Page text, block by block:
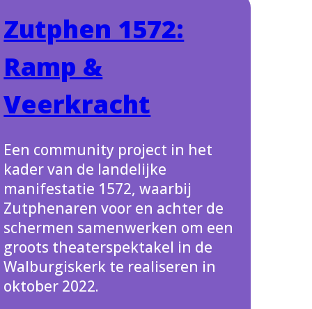
Zutphen 1572:
Ramp &
Veerkracht
Een community project in het
kader van de landelijke
manifestatie 1572, waarbij
Zutphenaren voor en achter de
schermen samenwerken om een
groots theaterspektakel in de
Walburgiskerk te realiseren in
oktober 2022.